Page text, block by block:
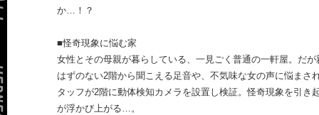
か…！？
■怪奇現象に悩む家
女性とその母親が暮らしている、一見ごく普通の一軒屋。だ
はずのない2階から聞こえる足音や、不気味な女の声に悩まさ
タッフが2階に動体検知カメラを設置し検証。怪奇現象を引き
が浮かび上がる…。